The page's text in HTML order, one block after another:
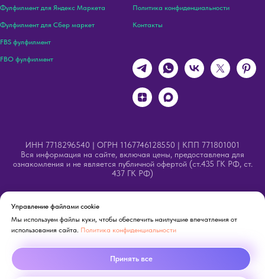
Фулфилмент для Яндекс Маркета
Фулфилмент для Сбер маркет
FBS фулфилмент
FBO фулфилмент
Политика конфиденциальности
Контакты
ИНН 7718296540 | ОГРН 1167746128550 | КПП 771801001
Вся информация на сайте, включая цены, предоставлена для
ознакомления и не является публичной офертой (ст.435 ГК РФ, ст.
437 ГК РФ)
Управление файлами cookie
Мы используем файлы куки, чтобы обеспечить наилучшие впечатления от
использования сайта. Политика конфиденциальности
Принять все
Внимание! В целях соответствия Федеральному закону
№ 52-ФЗ «О государственном языке РФ» на сайте
Мы стремимся заменить все иностранные термины на
русскоязычные аналоги. Приносим извинения за